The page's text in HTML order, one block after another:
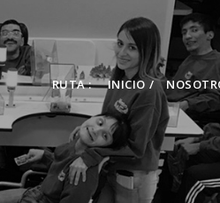
RUTA : INICIO